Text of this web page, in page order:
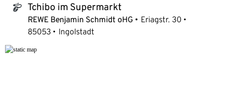
tchibo_logo Tchibo im Supermarkt
REWE Benjamin Schmidt oHG
Eriagstr. 30
85053
Ingolstadt